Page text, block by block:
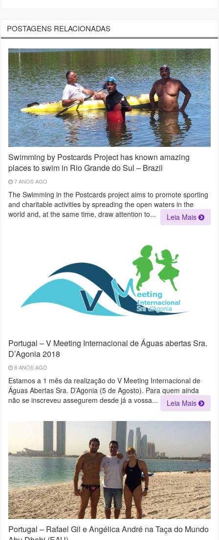
POSTAGENS RELACIONADAS
Swimming by Postcards Project has known amazing
places to swim in Rio Grande do Sul – Brazil
7 ANOS AGO
The Swimming in the Postcards project aims to promote sporting
and charitable activities by spreading the open waters in the
world and, at the same time, draw attention to...
Leia Mais
Portugal – V Meeting Internacional de Águas abertas Sra.
D’Agonia 2018
8 ANOS AGO
Estamos a 1 mês da realização do V Meeting Internacional de
Águas Abertas Sra. D’Agonia (5 de Agosto). Para quem ainda
não se inscreveu assegurem desde já a vossa...
Leia Mais
Portugal – Rafael Gil e Angélica André na Taça do Mundo